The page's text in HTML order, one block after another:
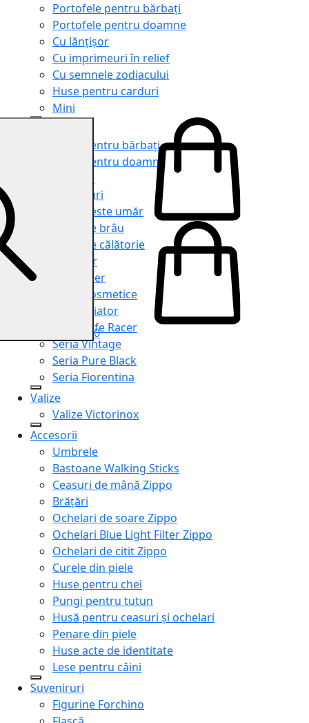
Portofele pentru bărbați
Portofele pentru doamne
Cu lănțișor
Cu imprimeuri în relief
Cu semnele zodiacului
Huse pentru carduri
Mini
Genți pentru bărbați
Genți pentru doamne
Serviete
Rucsacuri
Genți peste umăr
Genți de brâu
Genți de călătorie
Shopper
Organiser
Truse cosmetice
Seria Aviator
Seria Cafe Racer
Seria Vintage
Seria Pure Black
Seria Fiorentina
Valize
Valize Victorinox
Accesorii
Umbrele
Bastoane Walking Sticks
Ceasuri de mână Zippo
Brățări
Ochelari de soare Zippo
Ochelari Blue Light Filter Zippo
Ochelari de citit Zippo
Curele din piele
Huse pentru chei
Pungi pentru tutun
Husă pentru ceasuri și ochelari
Penare din piele
Huse acte de identitate
Lese pentru câini
Suveniruri
Figurine Forchino
0